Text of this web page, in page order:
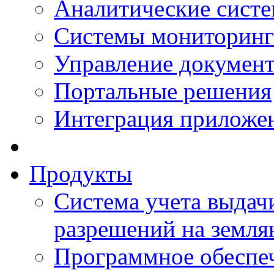
Аналитические
Системы
Управление
Портальные решения
Интеграция
Продукты
Система учета
разрешений на
Программное